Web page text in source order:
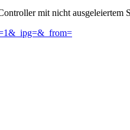
mit nicht